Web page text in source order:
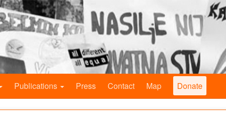
Publications Press Contact Map Donate